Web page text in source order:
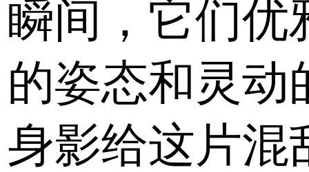
瞬间，它们优
的姿态和灵动
身影给这片混